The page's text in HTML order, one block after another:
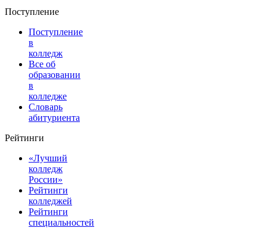
Поступление
Поступление
в
колледж
Все об
образовании
в
колледже
Словарь
абитуриента
Рейтинги
«Лучший
колледж
России»
Рейтинги
колледжей
Рейтинги
специальностей